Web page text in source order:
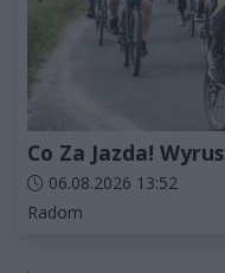
Co Za Jazda!
Data dodania artykułu:
06.08.2026 13:52
Kategorie artykułu:
Radom